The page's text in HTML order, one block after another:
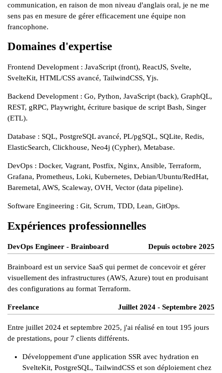
communication, en raison de mon niveau d'anglais oral, je ne me
sens pas en mesure de gérer efficacement une équipe non
francophone.
Domaines d'expertise
Frontend Development : JavaScript (front), ReactJS, Svelte,
SvelteKit, HTML/CSS avancé, TailwindCSS, Yjs.
Backend Development : Go, Python, JavaScript (back), GraphQL,
REST, gRPC, Playwright, écriture basique de script Bash, Singer
(ETL).
Database : SQL, PostgreSQL avancé, PL/pgSQL, SQLite, Redis,
ElasticSearch, Clickhouse, Neo4j (Cypher), Metabase.
DevOps : Docker, Vagrant, Postfix, Nginx, Ansible, Terraform,
Grafana, Prometheus, Loki, Kubernetes, Debian/Ubuntu/RedHat,
Baremetal, AWS, Scaleway, OVH, Vector (data pipeline).
Software Engineering : Git, Scrum, TDD, Lean, GitOps.
Expériences professionnelles
DevOps Engineer - Brainboard Depuis octobre 2025
Brainboard est un service SaaS qui permet de concevoir et gérer
visuellement des infrastructures (AWS, Azure) tout en produisant
des configurations au formatTerraform.
Freelance Juillet 2024 - Septembre 2025
Entre juillet 2024 et septembre 2025, j'ai réalisé en tout 195 jours
de prestations, pour 7 clients différents.
Développement d'une application SSR avechydration en
SvelteKit,PostgreSQL,TailwindCSS et son déploiement chez